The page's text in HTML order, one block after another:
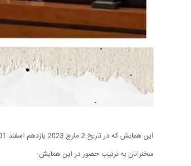
این همایش که در تاریخ 2 مارچ 2023 یازدهم اسفند 1401 در جزیره کیش انجام شد، استاد گیو شریفی در مورد اختلالات و جراحی های ناحیه جمجمه گردنی سخنرانی ایراد کردند.
سخنرانان به ترتیب حضور در این همایش: